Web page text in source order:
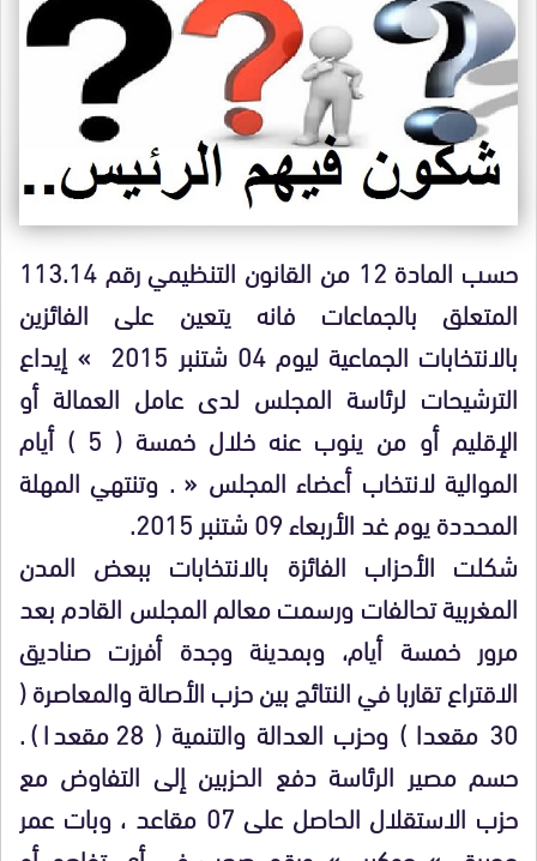
حسب المادة 12 من القانون التنظيمي رقم 113.14
المتعلق بالجماعات فانه يتعين على الفائزين
بالانتخابات الجماعية ليوم 04 شتنبر 2015 » إيداع
الترشيحات لرئاسة المجلس لدى عامل العمالة أو
الإقليم أو من ينوب عنه خلال خمسة ( 5 ) أيام
الموالية لانتخاب أعضاء المجلس « . وتنتهي المهلة
المحددة يوم غد الأربعاء 09 شتنبر 2015.
شكلت الأحزاب الفائزة بالانتخابات ببعض المدن
المغربية تحالفات ورسمت معالم المجلس القادم بعد
مرور خمسة أيام، وبمدينة وجدة أفرزت صناديق
الاقتراع تقاربا في النتائج بين حزب الأصالة والمعاصرة (
30 مقعدا ) وحزب العدالة والتنمية ( 28 مقعدا ).
حسم مصير الرئاسة دفع الحزبين إلى التفاوض مع
حزب الاستقلال الحاصل على 07 مقاعد ، وبات عمر